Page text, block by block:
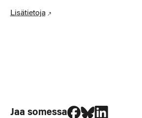
Lisätietoja
Jaa somessa
Jaa Facebookissa
Jaa Blueskyssa
Jaa